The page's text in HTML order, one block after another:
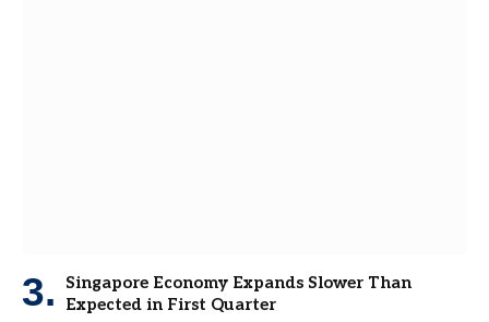
Singapore Economy Expands Slower Than
Expected in First Quarter